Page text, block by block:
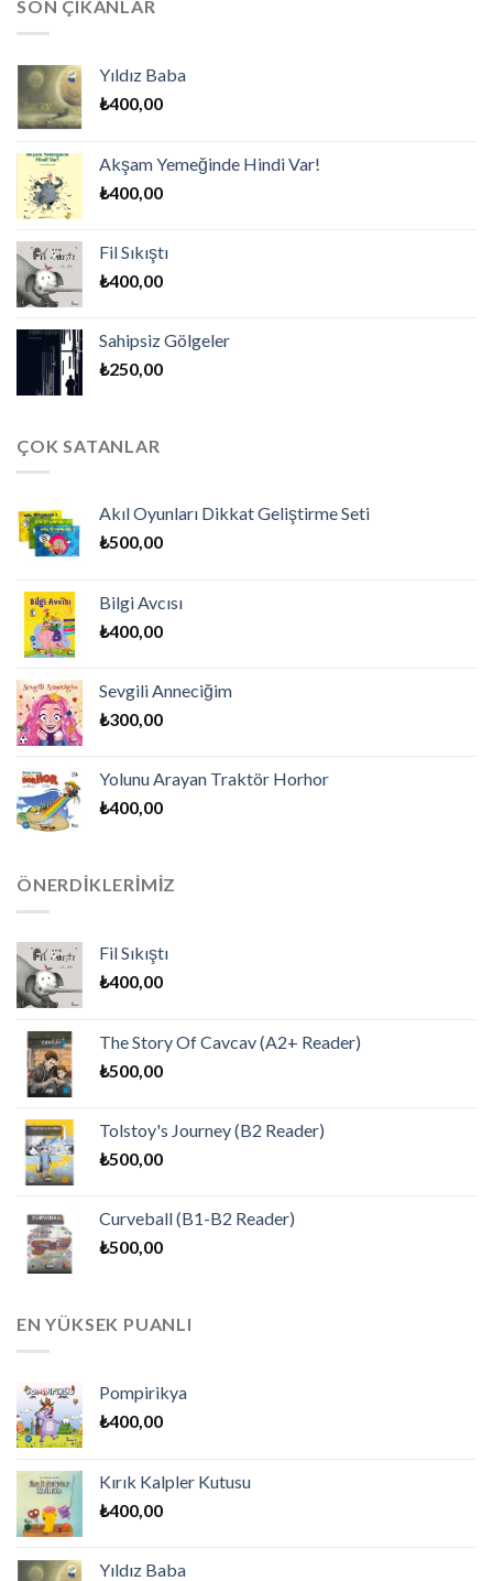
SON ÇIKANLAR
Yıldız Baba
₺400,00
Akşam Yemeğinde Hindi Var!
₺400,00
Fil Sıkıştı
₺400,00
Sahipsiz Gölgeler
₺250,00
ÇOK SATANLAR
Akıl Oyunları Dikkat Geliştirme Seti
₺500,00
Bilgi Avcısı
₺400,00
Sevgili Anneciğim
₺300,00
Yolunu Arayan Traktör Horhor
₺400,00
ÖNERDIKLERIMIZ
Fil Sıkıştı
₺400,00
The Story Of Cavcav (A2+ Reader)
₺500,00
Tolstoy's Journey (B2 Reader)
₺500,00
Curveball (B1-B2 Reader)
₺500,00
EN YÜKSEK PUANLI
Pompirikya
₺400,00
Kırık Kalpler Kutusu
₺400,00
Yıldız Baba